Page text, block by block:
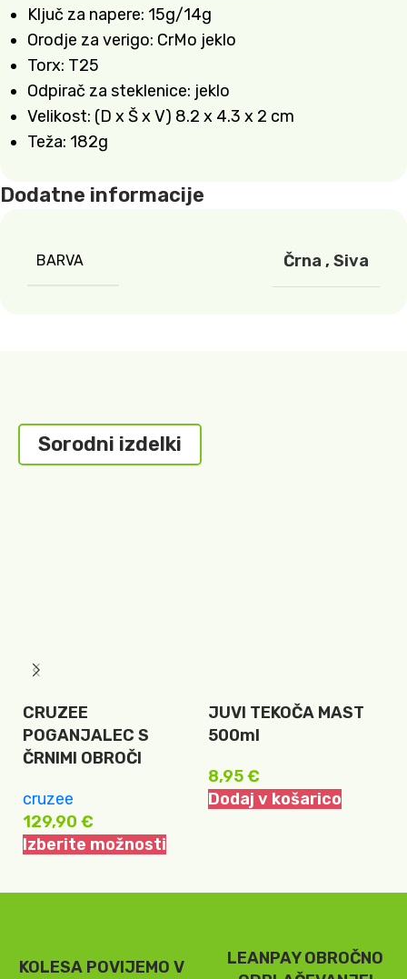
Ključ za napere: 15g/14g
Orodje za verigo: CrMo jeklo
Torx: T25
Odpirač za steklenice: jeklo
Velikost: (D x Š x V) 8.2 x 4.3 x 2 cm
Teža: 182g
Dodatne informacije
BARVA Črna , Siva
Sorodni izdelki
CRUZEE
POGANJALEC S
ČRNIMI OBROČI
cruzee
129,90 €
Izberite možnosti
JUVI TEKOČA MAST
500ml
8,95€
Dodaj v košarico
KOLESA POVIJEMO V
LEANPAY OBROČNO